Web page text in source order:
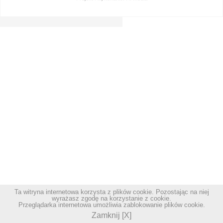
Ta witryna internetowa korzysta z plików cookie. Pozostając na niej
wyrażasz zgodę na korzystanie z cookie.
Przeglądarka internetowa umożliwia zablokowanie plików cookie.
Zamknij [X]